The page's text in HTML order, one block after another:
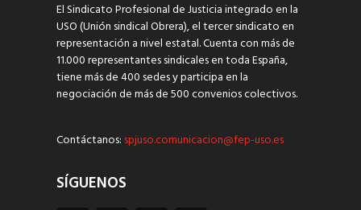
El Sindicato Profesional de Justicia integrado en la
USO (Unión sindical Obrera), el tercer sindicato en
representación a nivel estatal. Cuenta con más de
11.000 representantes sindicales en toda España,
tiene más de 400 sedes y participa en la
negociación de más de 500 convenios colectivos.
Contáctanos: spjuso.comunicacion@fep-uso.es
SÍGUENOS